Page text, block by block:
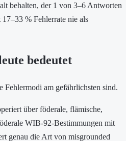
behalten, der 1 von 3–6 Antworten
% Fehlerrate nie als
bedeutet
Fehlermodi am gefährlichsten sind.
über föderale, flämische,
WIB-92-Bestimmungen mit
genau die Art von misgrounded